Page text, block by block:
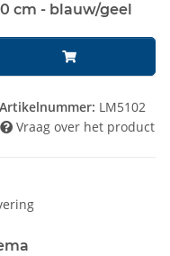
cm - blauw/geel
Artikelnummer: LM5102
Vraag over het product